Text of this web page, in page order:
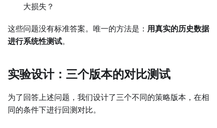
大损失？
这些问题没有标准答案。唯一的方法是： 用真实的历史数据
进行系统性测试。
实验设计：三个版本的对比测试
为了回答上述问题，我们设计了三个不同的策略版本，在相
同的条件下进行回测对比。